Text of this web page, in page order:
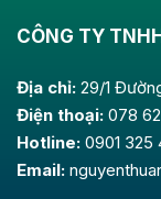
CÔNG TY
Địa chỉ: 29/1
Điện thoại: 078
Hotline: 0901 325
Email: